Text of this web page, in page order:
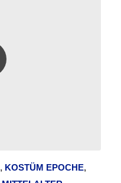
, KOSTÜM EPOCHE,